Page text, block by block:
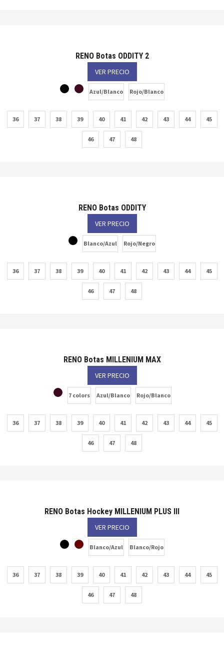
RENO Botas ODDITY 2
VER PRECIO
Azul/Blanco Rojo/Blanco
36 37 38 39 40 41 42 43 44 45
46 47 48
RENO Botas ODDITY
VER PRECIO
Blanco/Azul Rojo/Negro
36 37 38 39 40 41 42 43 44 45
46 47 48
RENO Botas MILLENIUM MAX
VER PRECIO
7 colors Azul/Blanco Rojo/Blanco
36 37 38 39 40 41 42 43 44 45
46 47 48
RENO Botas Hockey MILLENIUM PLUS III
VER PRECIO
Blanco/Azul Blanco/Rojo
36 37 38 39 40 41 42 43 44 45
46 47 48